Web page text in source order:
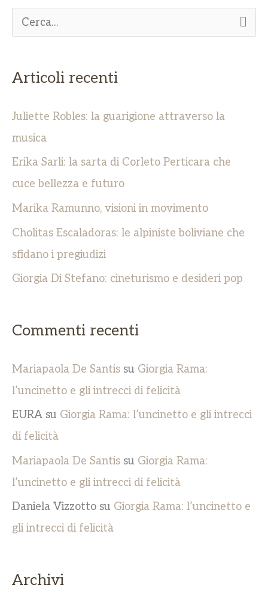
a
:
Articoli recenti
Juliette Robles: la guarigione attraverso la
musica
Erika Sarli: la sarta di Corleto Perticara che
cuce bellezza e futuro
Marika Ramunno, visioni in movimento
Cholitas Escaladoras: le alpiniste boliviane che
sfidano i pregiudizi
Giorgia Di Stefano: cineturismo e desideri pop
Commenti recenti
Mariapaola De Santis su Giorgia Rama:
l’uncinetto e gli intrecci di felicità
EURA su Giorgia Rama: l’uncinetto e gli intrecci
di felicità
Mariapaola De Santis su Giorgia Rama:
l’uncinetto e gli intrecci di felicità
Daniela Vizzotto su Giorgia Rama: l’uncinetto e
gli intrecci di felicità
Archivi